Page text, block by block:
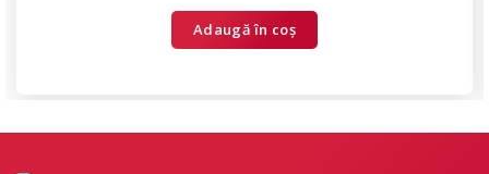
Adaugă în coș